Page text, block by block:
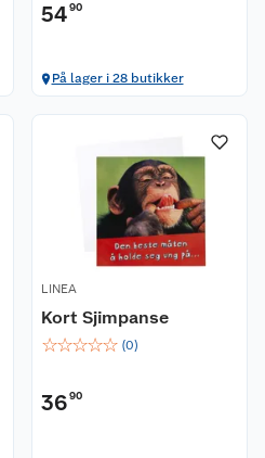
5490
På lager i 28 butikker
LINEA
Kort Sjimpanse
☆☆☆☆☆ (0)
3690